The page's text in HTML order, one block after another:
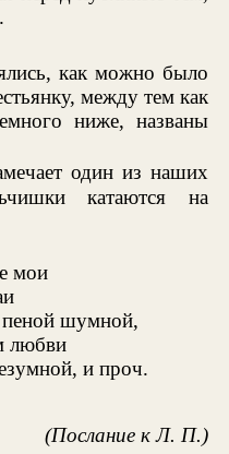
.
как можно было
между тем как
ниже, названы
один из наших
катаются на
мои
шумной,
любви
и проч.
(Послание к Л. П.)